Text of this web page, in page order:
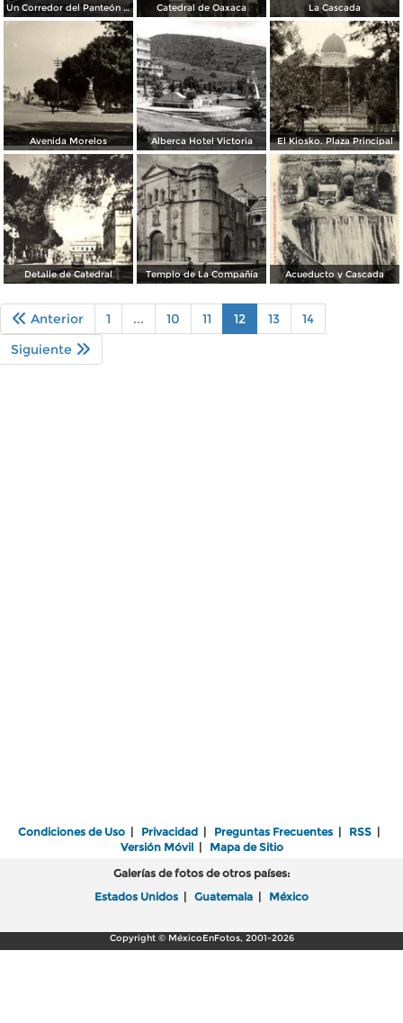
Un Corredor del Panteón General Catedral de Oaxaca La Cascada
Avenida Morelos Alberca Hotel Victoria El Kiosko. Plaza Principal
Detalle de Catedral Templo de La Compañía Acueducto y Cascada
Anterior 1 ... 10 11 12 13
14
Siguiente
Condiciones de Uso | Privacidad | Preguntas Frecuentes | RSS |
Versión Móvil| Mapa de Sitio
Galerías de fotos de otros países:
Estados Unidos | Guatemala | México
Copyright © MéxicoEnFotos, 2001-2026